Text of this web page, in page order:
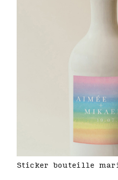
Sticker bouteille